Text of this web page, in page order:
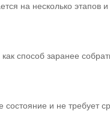
на несколько этапов
способ заранее
и не требует